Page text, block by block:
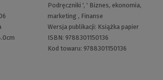
Podręczniki ', ' Biznes, ekonomia,
marketing , Finanse
Wersja publikacji: Książka papier
ISBN: 9788301150136
Kod towaru: 9788301150136